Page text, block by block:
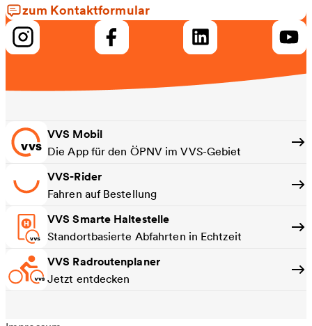
zum Kontaktformular
VVS Mobil
Die App für den ÖPNV im VVS-Gebiet
VVS-Rider
Fahren auf Bestellung
VVS Smarte Haltestelle
Standortbasierte Abfahrten in Echtzeit
VVS Radroutenplaner
Jetzt entdecken